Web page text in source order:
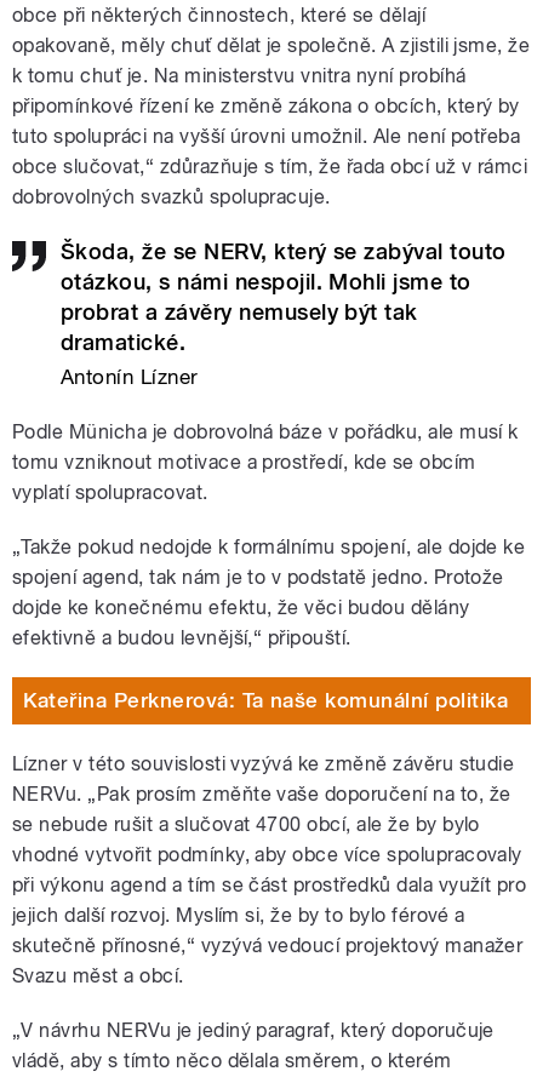
obce při některých činnostech, které se dělají
opakovaně, měly chuť dělat je společně. A zjistili jsme, že
k tomu chuť je. Na ministerstvu vnitra nyní probíhá
připomínkové řízení ke změně zákona o obcích, který by
tuto spolupráci na vyšší úrovni umožnil. Ale není potřeba
obce slučovat,“ zdůrazňuje s tím, že řada obcí už v rámci
dobrovolných svazků spolupracuje.
Škoda, že se NERV, který se zabýval touto
otázkou, s námi nespojil. Mohli jsme to
probrat a závěry nemusely být tak
dramatické.
Antonín Lízner
Podle Münicha je dobrovolná báze v pořádku, ale musí k
tomuvzniknout motivace a prostředí, kde se obcím
vyplatí spolupracovat.
„Takže pokud nedojde k formálnímu spojení, ale dojde ke
spojení agend, tak nám je to v podstatě jedno. Protože
dojde ke konečnému efektu, že věci budou dělány
efektivně a budou levnější,“ připouští.
Kateřina Perknerová: Ta naše komunální politika
Lízner v této souvislosti vyzývá ke změně závěru studie
NERVu. „Pak prosím změňte vaše doporučení na to, že
se nebude rušit a slučovat 4700 obcí, ale že by bylo
vhodné vytvořit podmínky, aby obce více spolupracovaly
při výkonu agend a tím se část prostředků dala využít pro
jejich další rozvoj. Myslím si, že by to bylo férové a
skutečně přínosné,“ vyzývá vedoucí projektový manažer
Svazu měst a obcí.
„V návrhu NERVu je jediný paragraf, který doporučuje
vládě, aby s tímto něco dělala směrem, o kterém